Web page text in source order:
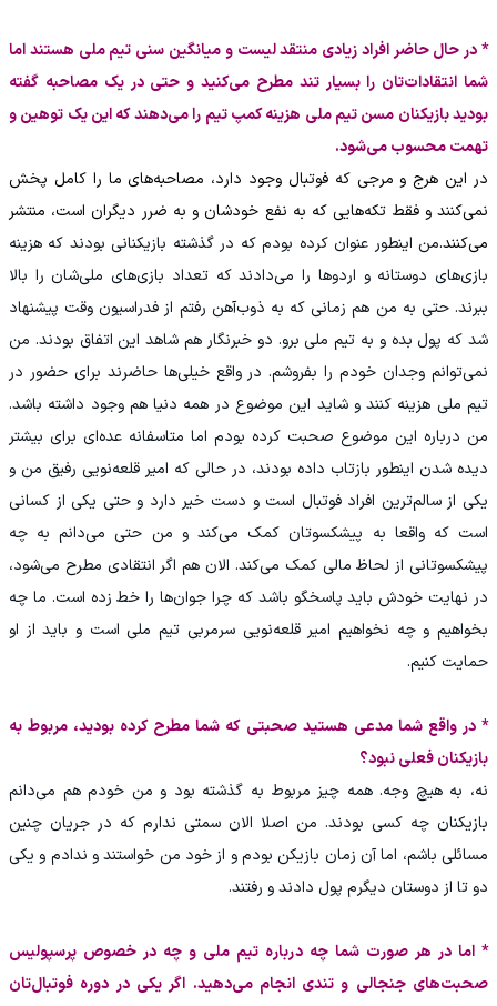
* در حال حاضر افراد زیادی منتقد لیست و میانگین سنی تیم ملی هستند اما
شما انتقادات‌تان را بسیار تند مطرح می‌کنید و حتی در یک مصاحبه گفته
بودید بازیکنان مسن تیم ملی هزینه کمپ تیم را می‌دهند که این یک توهین و
تهمت محسوب می‌شود.
در این هرج و مرجی که فوتبال وجود دارد، مصاحبه‌های ما را کامل پخش
نمی‌کنند و فقط تکه‌هایی که به نفع خودشان و به ضرر دیگران است، منتشر
می‌کنند.من اینطور عنوان کرده بودم که در گذشته بازیکنانی بودند که هزینه
بازی‌های دوستانه و اردوها را می‌دادند که تعداد بازی‌های ملی‌شان را بالا
ببرند. حتی به من هم زمانی که به ذوب‌آهن رفتم از فدراسیون وقت پیشنهاد
شد که پول بده و به تیم ملی برو. دو خبرنگار هم شاهد این اتفاق بودند. من
نمی‌توانم وجدان خودم را بفروشم. در واقع خیلی‌ها حاضرند برای حضور در
تیم ملی هزینه کنند و شاید این موضوع در همه دنیا هم وجود داشته باشد‌.
من درباره این موضوع صحبت کرده بودم اما متاسفانه عده‌ای برای بیشتر
دیده شدن اینطور بازتاب داده بودند، در حالی که امیر قلعه‌نویی رفیق من و
یکی از سالم‌ترین افراد فوتبال است و دست خیر دارد و حتی یکی از کسانی
است که واقعا به پیشکسوتان کمک می‌کند و من حتی می‌دانم به چه
پیشکسوتانی از لحاظ مالی کمک می‌کند. الان هم اگر انتقادی مطرح می‌شود،
در نهایت خودش باید پاسخگو باشد که چرا جوان‌ها را خط زده است. ما چه
بخواهیم و چه نخواهیم امیر قلعه‌نویی سرمربی تیم ملی است و باید از او
حمایت کنیم.
* در واقع شما مدعی هستید صحبتی که شما مطرح کرده بودید، مربوط به
بازیکنان فعلی نبود؟
نه، به هیچ وجه. همه چیز مربوط به گذشته بود و من خودم هم می‌دانم
بازیکنان چه کسی بودند. من اصلا الان سمتی ندارم که در جریان چنین
مسائلی باشم، اما آن زمان بازیکن بودم و از خود من خواستند و ندادم و یکی
دو تا از دوستان دیگرم پول دادند و رفتند.
* اما در هر صورت شما چه درباره تیم ملی و چه در خصوص پرسپولیس
صحبت‌های جنجالی و تندی انجام می‌دهید. اگر یکی در دوره فوتبال‌تان